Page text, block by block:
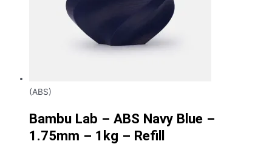
(ABS)
Bambu Lab – ABS Navy Blue –
1.75mm – 1kg – Refill